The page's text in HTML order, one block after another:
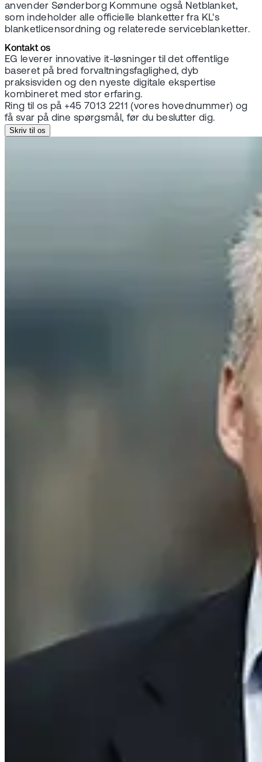
anvender Sønderborg Kommune også Netblanket,
som indeholder alle officielle blanketter fra KL's
blanketlicensordning og relaterede serviceblanketter.
Kontakt os
EG leverer innovative it-løsninger til det offentlige
baseret på bred forvaltningsfaglighed, dyb
praksisviden og den nyeste digitale ekspertise
kombineret med stor erfaring.
Ring til os på +45 7013 2211 (vores hovednummer) og
få svar på dine spørgsmål, før du beslutter dig.
Skriv til os